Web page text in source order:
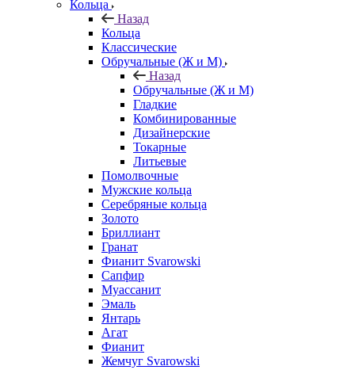
Кольца
Назад
Кольца
Классические
Обручальные (Ж и М)
Назад
Обручальные (Ж и М)
Гладкие
Комбинированные
Дизайнерские
Токарные
Литьевые
Помолвочные
Мужские кольца
Серебряные кольца
Золото
Бриллиант
Гранат
Фианит Svarowski
Сапфир
Муассанит
Эмаль
Янтарь
Агат
Фианит
Жемчуг Svarowski